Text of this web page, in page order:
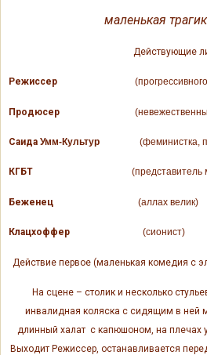
маленькая
Действующие
Режиссер (прогрессивного
Продюсер (невежественный
Саида Умм-Культур (феминистка,
КГБТ (представитель
Беженец (аллах велик)
Клацхоффер (сионист)
Действие первое (маленькая комедия с
На сцене – столик и несколько
инвалидная коляска с сидящим в ней
длинный халат с капюшоном, на плечах
Выходит Режиссер, останавливается